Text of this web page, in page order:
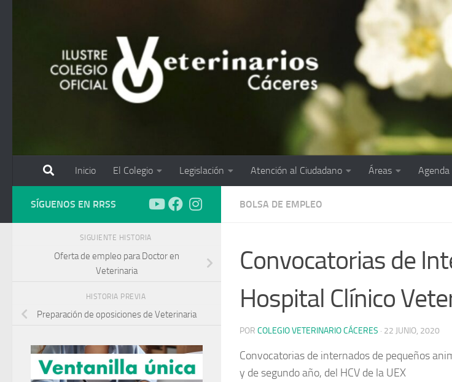
Inicio El Colegio Legislación Atención al Ciudadano Áreas Agenda
BOLSA DE EMPLEO
Convocatorias de
Hospital Clínico
POR COLEGIO VETERINARIO CÁCERES · 22 JUNIO, 2020
Convocatorias de internados de pequeños
y de segundo año, del HCV de la UEX
SÍGUENOS EN RRSS
SIGUIENTE HISTORIA
Oferta de empleo para Doctor en
Veterinaria
HISTORIA PREVIA
Preparación de oposiciones de Veterinaria